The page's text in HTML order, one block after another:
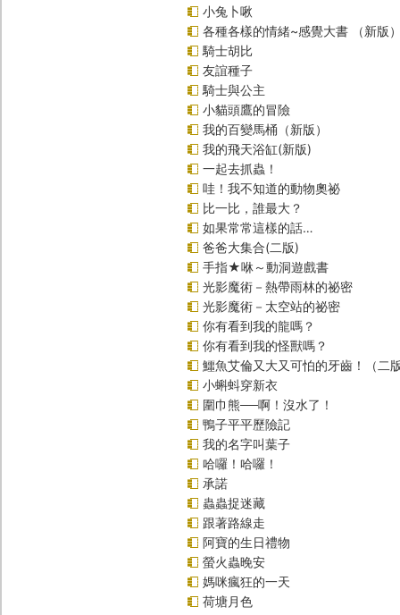
小兔卜啾
各種各樣的情緒~感覺大書 （新版
騎士胡比
友誼種子
騎士與公主
小貓頭鷹的冒險
我的百變馬桶（新版）
我的飛天浴缸(新版)
一起去抓蟲！
哇！我不知道的動物奧祕
比一比，誰最大？
如果常常這樣的話…
爸爸大集合(二版)
手指★咻～動洞遊戲書
光影魔術－熱帶雨林的祕密
光影魔術－太空站的祕密
你有看到我的龍嗎？
你有看到我的怪獸嗎？
鱷魚艾倫又大又可怕的牙齒！（二
小蝌蚪穿新衣
圍巾熊──啊！沒水了！
鴨子平平歷險記
我的名字叫葉子
哈囉！哈囉！
承諾
蟲蟲捉迷藏
跟著路線走
阿寶的生日禮物
螢火蟲晚安
媽咪瘋狂的一天
荷塘月色